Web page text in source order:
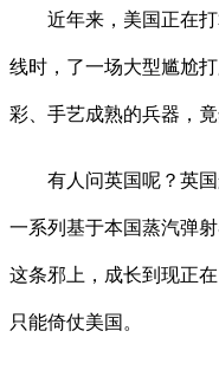
近年来，美国正在打
线时，了一场大型尴尬
彩、手艺成熟的兵器，竟
有人问英国呢？英国
一系列基于本国蒸汽弹
这条邪上，成长到现正
只能倚仗美国。